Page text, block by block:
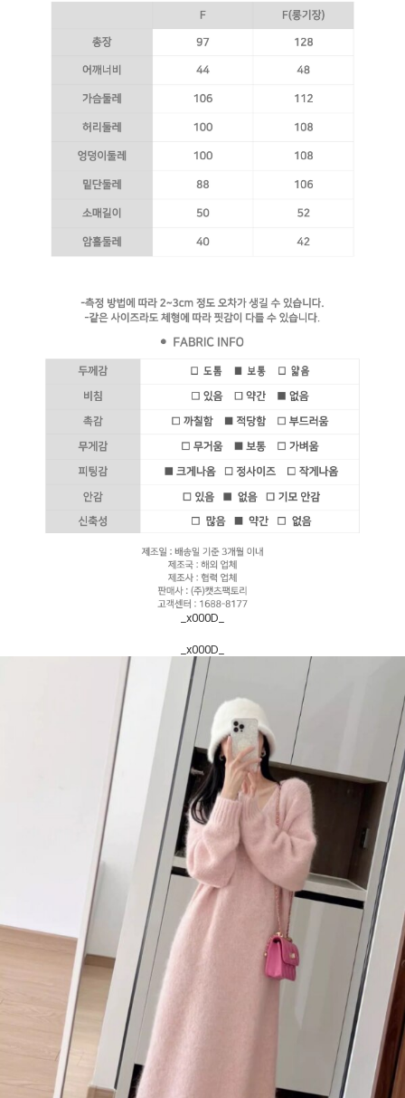
_x000D_
_x000D_